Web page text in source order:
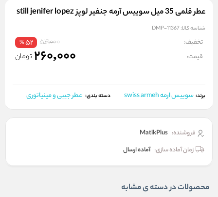
عطر قلمی 35 میل سوییس آرمه جنفیر لوپز still jenifer lopez
شناسه کالا: DMP-11367
تخفیف: 541000
52
%
قیمت: 260,000 تومان
برند: سوییس ارمه swiss armeh دسته بندی: عطر جیبی و مینیاتوری
فروشنده: MatikPlus
زمان آماده سازی: آماده ارسال
محصولات در دسته ی مشابه